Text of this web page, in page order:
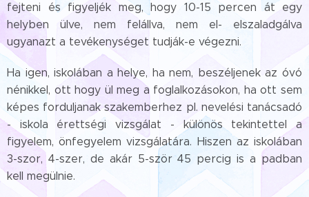
fejteni és figyeljék meg, hogy 10-15 percen át egy
helyben ülve, nem felállva, nem el- elszaladgálva
ugyanazt a tevékenységet tudják-e végezni.
Ha igen, iskolában a helye, ha nem, beszéljenek az óvó
nénikkel, ott hogy ül meg a foglalkozásokon, ha ott sem
képes forduljanak szakemberhez pl. nevelési tanácsadó
- iskola érettségi vizsgálat - különös tekintettel a
figyelem, önfegyelem vizsgálatára. Hiszen az iskolában
3-szor, 4-szer, de akár 5-ször 45 percig is a padban
kell megülnie.